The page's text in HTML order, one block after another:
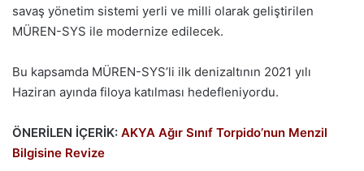
savaş yönetim sistemi yerli ve milli olarak geliştirilen
MÜREN-SYS ile modernize edilecek.
Bu kapsamda MÜREN-SYS’li ilk denizaltının 2021 yılı
Haziran ayında filoya katılması hedefleniyordu.
ÖNERİLEN İÇERİK: AKYA Ağır Sınıf Torpido’nun Menzil
Bilgisine Revize